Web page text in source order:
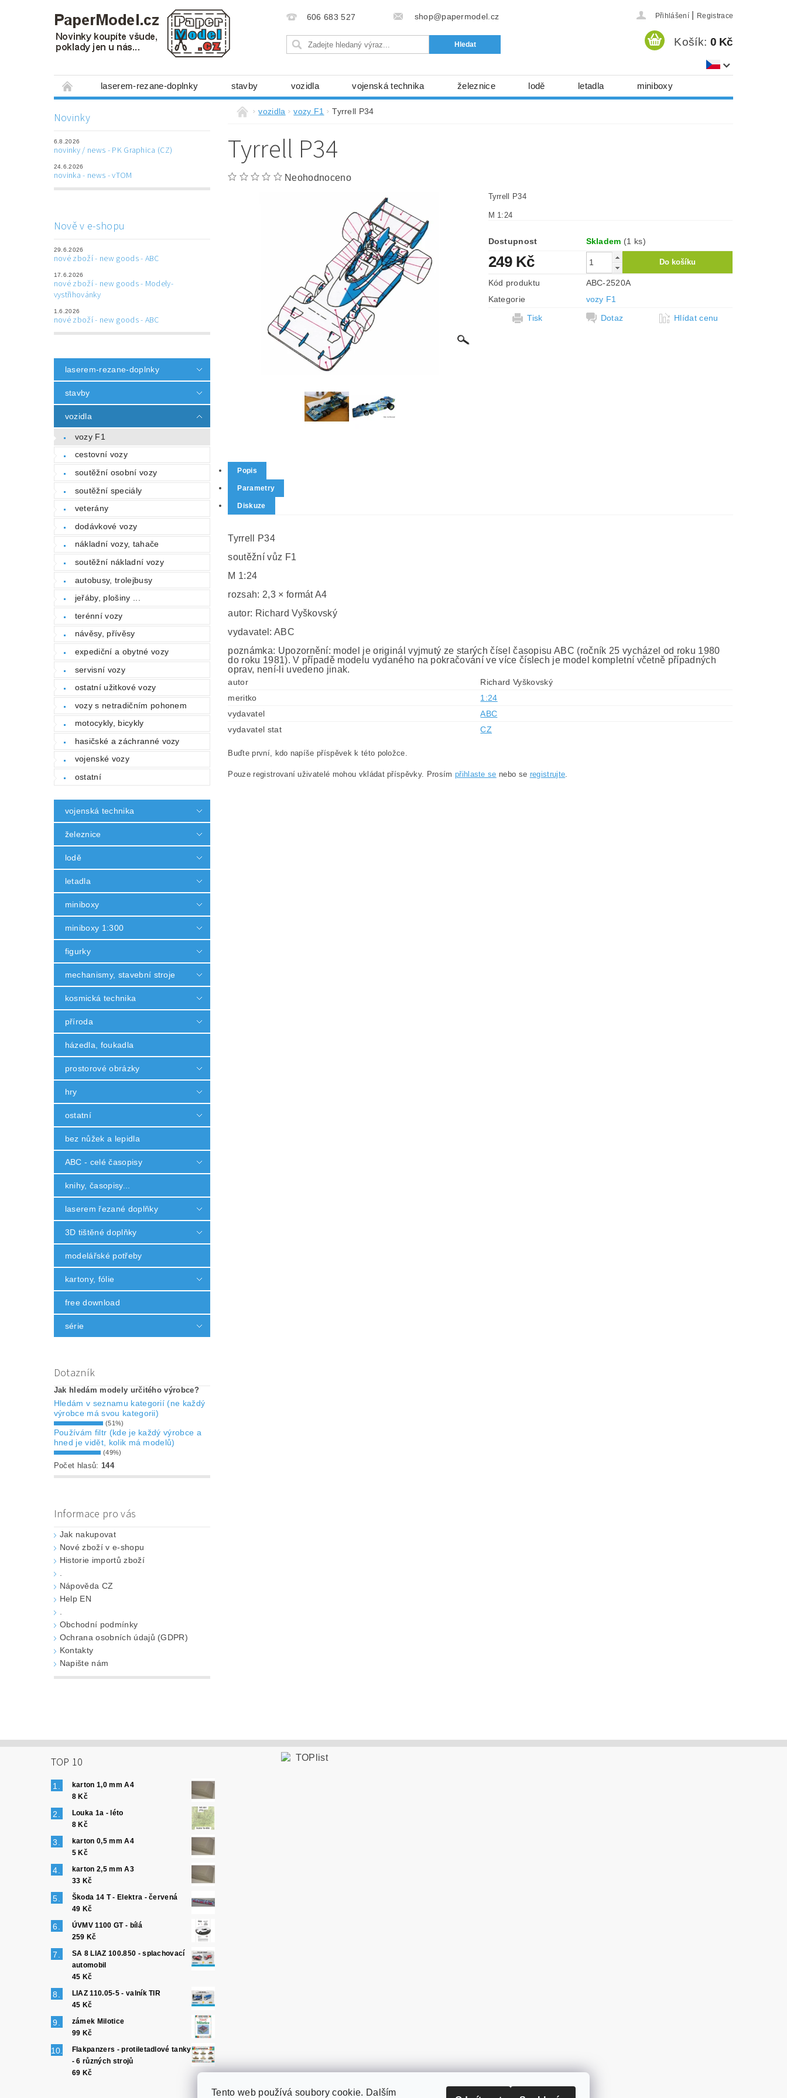
606 683 527 shop@papermodel.cz Přihlášení Registrace
Košík: 0 Kč
laserem-rezane-doplnky stavby vozidla vojenská technika železnice lodě letadla miniboxy
mechanismy, stavební stroje
laserem řezané doplňky 3D tištěné doplňky modelářské potřeby
Napište nám Obchodní podmínky Ochrana osobních údajů (GDPR)
Novinky
6.8.2026
novinky / news - PK Graphica (CZ)
24.6.2026
novinka - news - vTOM
Nově v e-shopu
29.6.2026
nové zboží - new goods - ABC
17.6.2026
nové zboží - new goods - Modely-
vystřihovánky
1.6.2026
nové zboží - new goods - ABC
laserem-rezane-doplnky
stavby
vozidla
vozy F1
cestovní vozy
soutěžní osobní vozy
soutěžní speciály
veterány
dodávkové vozy
nákladní vozy, tahače
soutěžní nákladní vozy
autobusy, trolejbusy
jeřáby, plošiny ...
terénní vozy
návěsy, přívěsy
expediční a obytné vozy
servisní vozy
ostatní užitkové vozy
vozy s netradičním pohonem
motocykly, bicykly
hasičské a záchranné vozy
vojenské vozy
ostatní
vojenská technika
železnice
lodě
letadla
miniboxy
miniboxy 1:300
figurky
mechanismy, stavební stroje
kosmická technika
příroda
házedla, foukadla
prostorové obrázky
hry
ostatní
bez nůžek a lepidla
ABC - celé časopisy
knihy, časopisy...
laserem řezané doplňky
3D tištěné doplňky
modelářské potřeby
kartony, fólie
free download
série
Dotazník
Jak hledám modely určitého výrobce?
Hledám v seznamu kategorií (ne každý
výrobce má svou kategorii)
(51%)
Používám filtr (kde je každý výrobce a
hned je vidět, kolik má modelů)
(49%)
Počet hlasů: 144
Informace pro vás
Jak nakupovat
Nové zboží v e-shopu
Historie importů zboží
Nápověda CZ
Help EN
Obchodní podmínky
Ochrana osobních údajů (GDPR)
Kontakty
Napište nám
vozidla vozy F1 Tyrrell P34
Tyrrell P34
Neohodnoceno
Tyrrell P34
M 1:24
Dostupnost Skladem (1 ks)
249 Kč
Kód produktu
ABC-2520A
Kategorie
vozy F1
Tisk
Dotaz Hlídat cenu
Popis
Parametry
Diskuze
Tyrrell P34
soutěžní vůz F1
M 1:24
rozsah: 2,3 × formát A4
autor: Richard Vyškovský
vydavatel: ABC
poznámka: Upozornění: model je originál vyjmutý ze starých čísel časopisu ABC (ročník 25 vycházel od roku 1980
do roku 1981). V případě modelu vydaného na pokračování ve více číslech je model kompletní včetně případných
oprav, není-li uvedeno jinak.
autor
Richard Vyškovský
meritko
1:24
vydavatel
ABC
vydavatel stat
CZ
Buďte první, kdo napíše příspěvek k této položce.
Pouze registrovaní uživatelé mohou vkládat příspěvky. Prosím přihlaste se nebo se registrujte.
TOP 10
karton 1,0 mm A4
8 Kč
Louka 1a - léto
8 Kč
karton 0,5 mm A4
5 Kč
karton 2,5 mm A3
33 Kč
Škoda 14 T - Elektra - červená
49 Kč
ÚVMV 1100 GT - bílá
259 Kč
SA 8 LIAZ 100.850 - splachovací
automobil
45 Kč
LIAZ 110.05-5 - valník TIR
45 Kč
zámek Milotice
99 Kč
Flakpanzers - protiletadlové tanky
- 6 různých strojů
69 Kč
Tento web používá soubory cookie. Dalším